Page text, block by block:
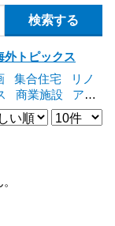
外トピックス
集合住宅
リノ
商業施設
アパ
ルギー
新型コロ
ジョン
都市再生